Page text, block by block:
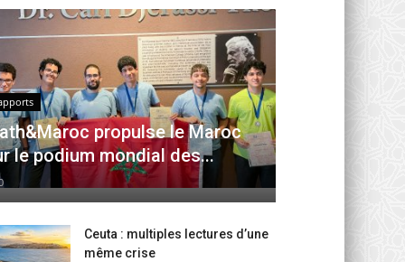
propulse le Maroc
le podium mondial des...
Ceuta : multiples lectures d’une
même crise